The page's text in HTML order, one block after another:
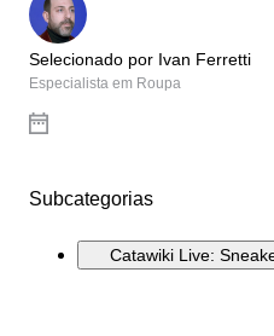
Selecionado por Ivan Ferretti
Especialista em Roupa
Subcategorias
Catawiki Live: